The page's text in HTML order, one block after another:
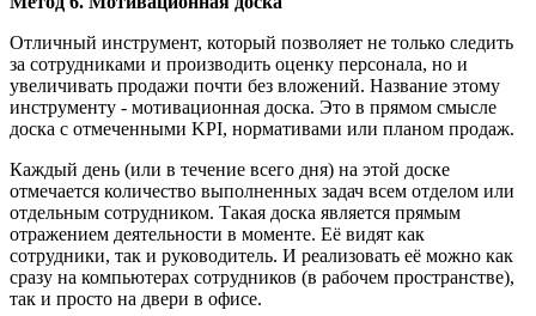
Отличный инструмент, который позволяет не только следить
за сотрудниками и производить оценку персонала, но и
увеличивать продажи почти без вложений. Название этому
инструменту - мотивационная доска. Это в прямом смысле
доска с отмеченными KPI, нормативами или планом продаж.
Каждый день (или в течение всего дня) на этой доске
отмечается количество выполненных задач всем отделом или
отдельным сотрудником. Такая доска является прямым
отражением деятельности в моменте. Её видят как
сотрудники, так и руководитель. И реализовать её можно как
сразу на компьютерах сотрудников (в рабочем пространстве),
так и просто на двери в офисе.